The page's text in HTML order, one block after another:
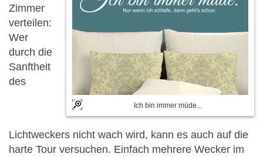
Ich bin immer müde...
Zimmer
verteilen:
Wer
durch die
Sanftheit
des
Lichtweckers nicht wach wird, kann es auch auf die
harte Tour versuchen. Einfach mehrere Wecker im